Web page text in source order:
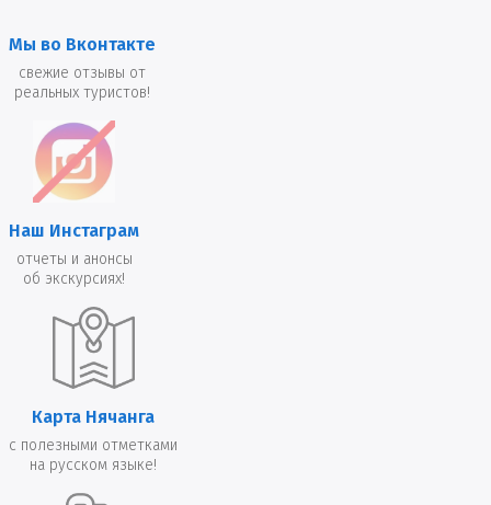
Мы во Вконтакте
свежие отзывы от
реальных туристов!
Наш Инстаграм
отчеты и анонсы
об экскурсиях!
Карта Нячанга
с полезными отметками
на русском языке!